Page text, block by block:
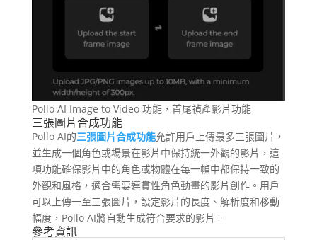
Pollo AI Image to Video 功能，首尾禎產影片功能
三張圖片合成功能
Pollo AI的三張圖片合成功能允許用戶上傳最多三張圖片，
並生成一個角色或場景在影片中保持統一外觀的影片，這
項功能確保影片中的角色或物體在每一幀中都保持一致的
外觀和風格，適合需要連貫性角色動畫的影片創作。用戶
可以上傳一至三張圖片，設定影片的長度、解析度和移動
幅度，Pollo AI將自動生成符合要求的影片。
參考資訊